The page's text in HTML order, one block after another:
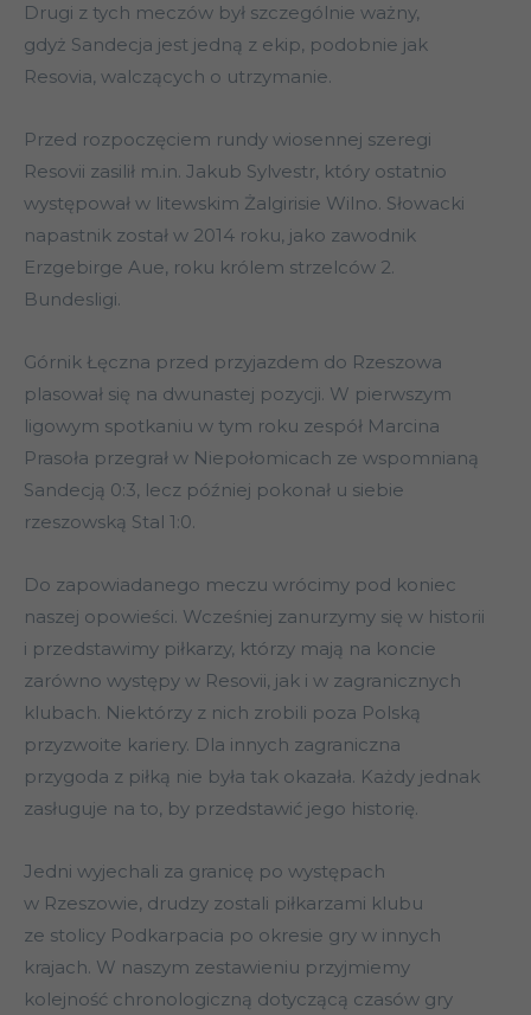
Drugi z tych meczów był szczególnie ważny,
gdyż Sandecja jest jedną z ekip, podobnie jak
Resovia, walczących o utrzymanie.
Przed rozpoczęciem rundy wiosennej szeregi
Resovii zasilił m.in. Jakub Sylvestr, który ostatnio
występował w litewskim Żalgirisie Wilno. Słowacki
napastnik został w 2014 roku, jako zawodnik
Erzgebirge Aue, roku królem strzelców 2.
Bundesligi.
Górnik Łęczna przed przyjazdem do Rzeszowa
plasował się na dwunastej pozycji. W pierwszym
ligowym spotkaniu w tym roku zespół Marcina
Prasoła przegrał w Niepołomicach ze wspomnianą
Sandecją 0:3, lecz później pokonał u siebie
rzeszowską Stal 1:0.
Do zapowiadanego meczu wrócimy pod koniec
naszej opowieści. Wcześniej zanurzymy się w historii
i przedstawimy piłkarzy, którzy mają na koncie
zarówno występy w Resovii, jak i w zagranicznych
klubach. Niektórzy z nich zrobili poza Polską
przyzwoite kariery. Dla innych zagraniczna
przygoda z piłką nie była tak okazała. Każdy jednak
zasługuje na to, by przedstawić jego historię.
Jedni wyjechali za granicę po występach
w Rzeszowie, drudzy zostali piłkarzami klubu
ze stolicy Podkarpacia po okresie gry w innych
krajach. W naszym zestawieniu przyjmiemy
kolejność chronologiczną dotyczącą czasów gry